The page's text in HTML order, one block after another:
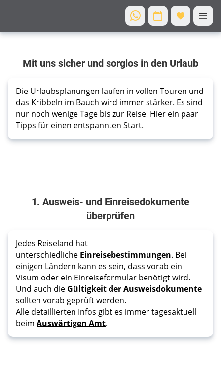
fliegen
sorglos
reisen
Unsere
Tipps für
einen
Mit uns sicher und sorglos in den Urlaub
Die Urlaubsplanungen laufen in vollen Touren und
das Kribbeln im Bauch wird immer stärker. Es sind
nur noch wenige Tage bis zur Reise. Hier ein paar
Tipps für einen entspannten Start.
1. Ausweis- und Einreisedokumente
überprüfen
Jedes Reiseland hat
unterschiedliche Einreisebestimmungen. Bei
einigen Ländern kann es sein, dass vorab ein
Visum oder ein Einreiseformular benötigt wird.
Und auch die Gültigkeit der Ausweisdokumente
sollten vorab geprüft werden.
Alle detaillierten Infos gibt es immer tagesaktuell
beim Auswärtigen Amt.